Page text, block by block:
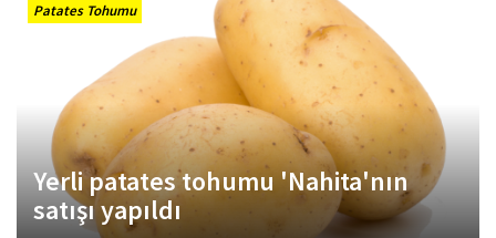
Patates Tohumu
Yerli patates tohumu 'Nahita'nın
satışı yapıldı